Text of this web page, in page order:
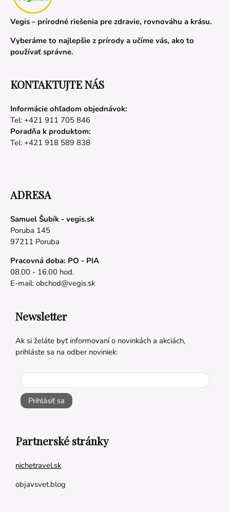
Vegis – prírodné riešenia pre zdravie, rovnováhu a krásu.
Vyberáme to najlepšie z prírody a učíme vás, ako to
používať správne.
KONTAKTUJTE NÁS
Informácie ohľadom objednávok:
Tel: +421 911 705 846
Poradňa k produktom:
Tel: +421 918 589 838
ADRESA
Samuel Šubík - vegis.sk
Poruba 145
97211 Poruba
Pracovná doba: PO - PIA
08.00 - 16.00 hod.
E-mail: obchod@vegis.sk
Newsletter
Ak si želáte byť informovaní o novinkách a akciách,
prihláste sa na odber noviniek:
Prihlásiť sa
Partnerské stránky
nichetravel.sk
objavsvet.blog